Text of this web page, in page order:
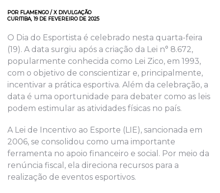
POR FLAMENGO / X DIVULGAÇÃO
CURITIBA, 19 DE FEVEREIRO DE 2025
O Dia do Esportista é celebrado nesta quarta-feira
(19). A data surgiu após a criação da Lei n° 8.672,
popularmente conhecida como Lei Zico, em 1993,
com o objetivo de conscientizar e, principalmente,
incentivar a prática esportiva. Além da celebração, a
data é uma oportunidade para debater como as leis
podem estimular as atividades físicas no país.
A Lei de Incentivo ao Esporte (LIE), sancionada em
2006, se consolidou como uma importante
ferramenta no apoio financeiro e social. Por meio da
renúncia fiscal, ela direciona recursos para a
realização de eventos esportivos.